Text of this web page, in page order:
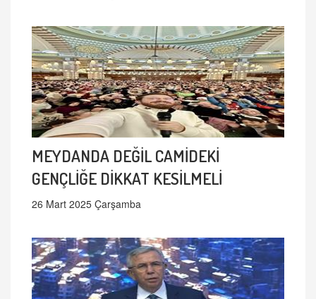
MEYDANDA DEĞİL CAMİDEKİ
GENÇLİĞE DİKKAT KESİLMELİ
26 Mart 2025 Çarşamba